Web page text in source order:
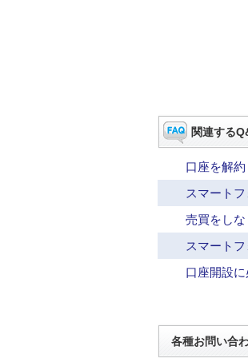
関連する
口座を解
スマート
売買をし
スマート
口座開設
各種お問い合